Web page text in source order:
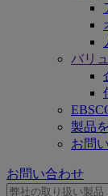
バリ
製品
お問
お問い合わせ